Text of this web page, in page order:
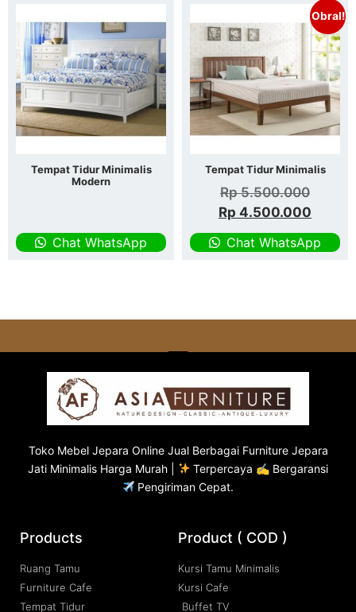
Tempat Tidur Minimalis
Modern
Chat WhatsApp
Obral!
Tempat Tidur Minimalis
Rp5.500.000
Rp 4.500.000
Chat WhatsApp
Toko Mebel Jepara Online Jual Berbagai Furniture Jepara
Jati Minimalis Harga Murah |
Terpercaya ✍ Bergaransi
Pengiriman Cepat.
Products
Ruang Tamu
Furniture Cafe
Tempat Tidur
Product ( COD )
Kursi Tamu Minimalis
Kursi Cafe
Buffet TV